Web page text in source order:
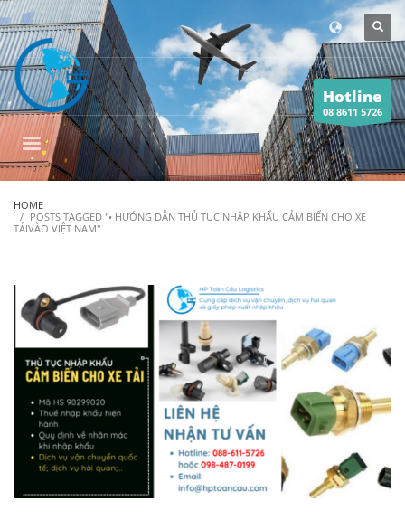
Hotline
08 8611 5726
HOME
POSTS TAGGED "• HƯỚNG DẪN THỦ TỤC NHẬP KHẨU CẢM BIẾN CHO XE
TẢIVÀO VIỆT NAM"